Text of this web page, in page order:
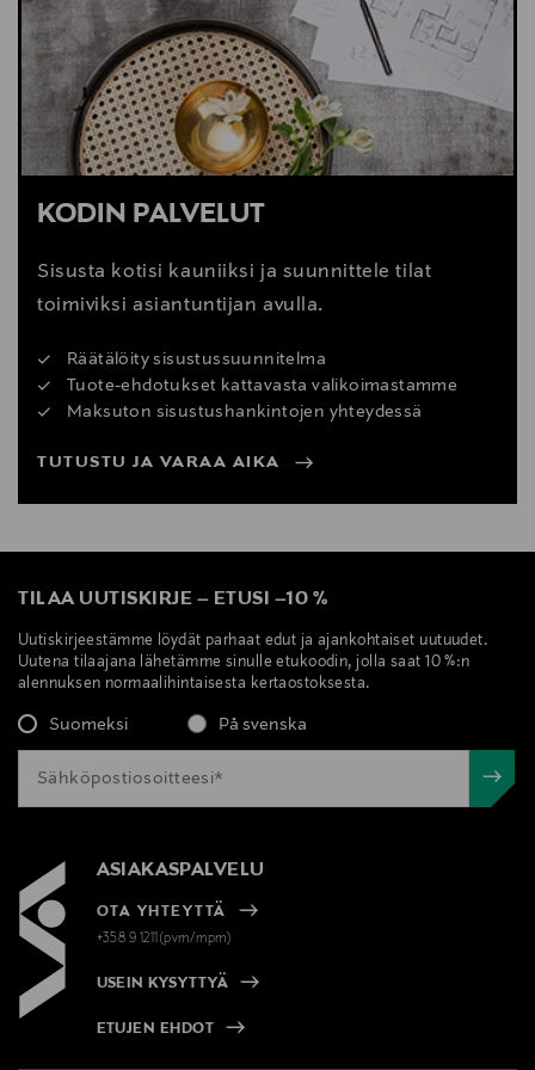
info@carlhansen.com
KODIN PALVELUT
Sisusta kotisi kauniiksi ja suunnittele tilat
toimiviksi asiantuntijan avulla.
Räätälöity sisustussuunnitelma
Tuote-ehdotukset kattavasta valikoimastamme
Maksuton sisustushankintojen yhteydessä
TUTUSTU JA VARAA AIKA
TILAA UUTISKIRJE – ETUSI –10 %
Uutiskirjeestämme löydät parhaat edut ja ajankohtaiset uutuudet.
Uutena tilaajana lähetämme sinulle etukoodin, jolla saat 10 %:n
alennuksen normaalihintaisesta kertaostoksesta.
Suomeksi På svenska
ASIAKASPALVELU
OTA YHTEYTTÄ
+358 9 1211(pvm/mpm)
USEIN KYSYTTYÄ
ETUJEN EHDOT